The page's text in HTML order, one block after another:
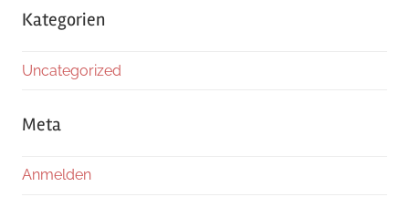
Kategorien
Uncategorized
Meta
Anmelden